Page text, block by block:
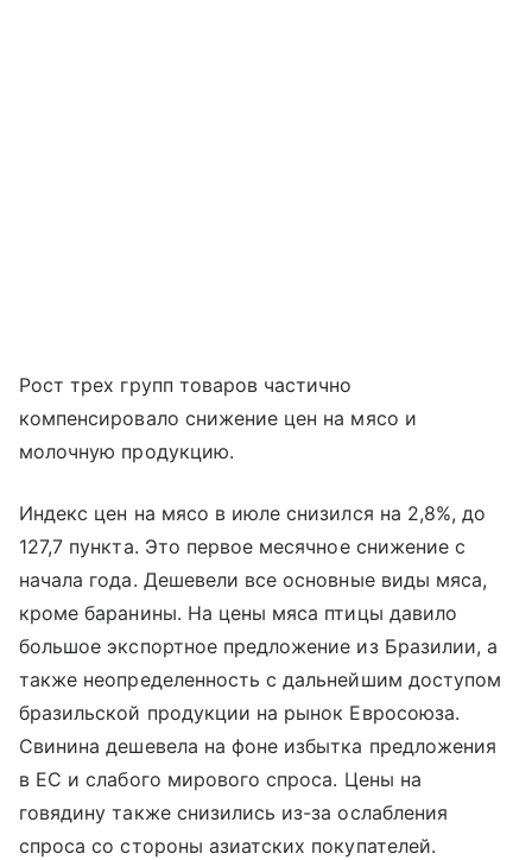
Рост трех групп товаров частично
компенсировало снижение цен на мясо и
молочную продукцию.
Индекс цен на мясо в июле снизился на 2,8%, до
127,7 пункта. Это первое месячное снижение с
начала года. Дешевели все основные виды мяса,
кроме баранины. На цены мяса птицы давило
большое экспортное предложение из Бразилии, а
также неопределенность с дальнейшим доступом
бразильской продукции на рынок Евросоюза.
Свинина дешевела на фоне избытка предложения
в ЕС и слабого мирового спроса. Цены на
говядину также снизились из-за ослабления
спроса со стороны азиатских покупателей.